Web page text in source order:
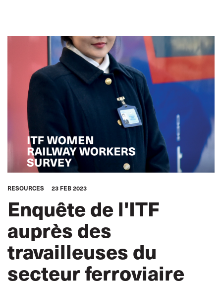
RESOURCES 23 FEB 2023
Enquête de l'ITF
auprès des
travailleuses du
secteur ferroviaire